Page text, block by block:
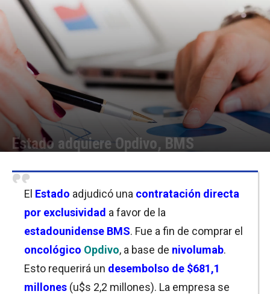
Estado adquiere Opdivo, BMS
El Estado adjudicó una contratación directa
por exclusividad a favor de la
estadounidense BMS. Fue a fin de comprar el
oncológico Opdivo, a base de nivolumab.
Esto requerirá un desembolso de $681,1
millones (u$s 2,2 millones). La empresa se